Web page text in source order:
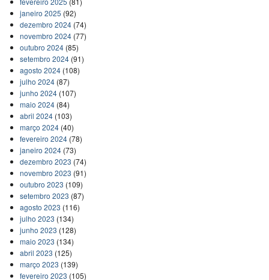
janeiro 2025 (92)
dezembro 2024(74)
novembro 2024(77)
outubro 2024(85)
setembro 2024(91)
agosto 2024(108)
julho 2024(87)
junho 2024(107)
maio 2024(84)
abril 2024(103)
março 2024(40)
fevereiro 2024(78)
janeiro 2024(73)
dezembro 2023 (74)
novembro 2023 (91)
outubro 2023 (109)
setembro 2023 (87)
agosto 2023 (116)
julho 2023 (134)
junho 2023 (128)
maio 2023 (134)
abril 2023 (125)
março 2023 (139)
fevereiro 2023 (105)